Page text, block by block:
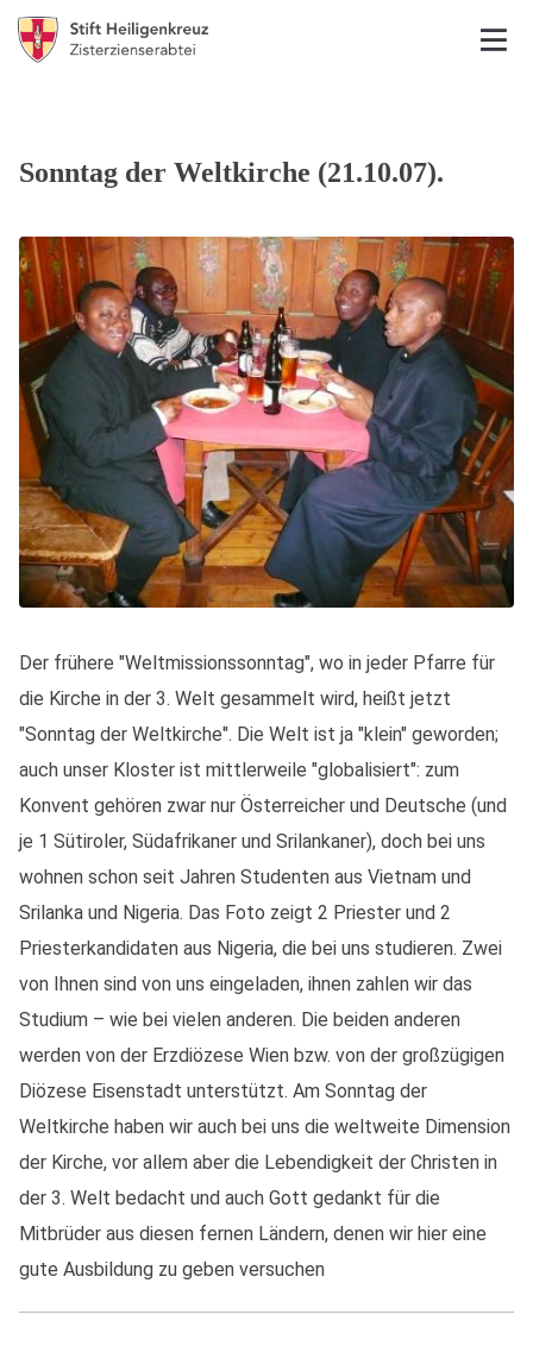
Sonntag der Weltkirche (21.10.07).
Der frühere "Weltmissionssonntag", wo in jeder Pfarre für
die Kirche in der 3. Welt gesammelt wird, heißt jetzt
"Sonntag der Weltkirche". Die Welt ist ja "klein" geworden;
auch unser Kloster ist mittlerweile "globalisiert": zum
Konvent gehören zwar nur Österreicher und Deutsche (und
je 1 Sütiroler, Südafrikaner und Srilankaner), doch bei uns
wohnen schon seit Jahren Studenten aus Vietnam und
Srilanka und Nigeria. Das Foto zeigt 2 Priester und 2
Priesterkandidaten aus Nigeria, die bei uns studieren. Zwei
von Ihnen sind von uns eingeladen, ihnen zahlen wir das
Studium – wie bei vielen anderen. Die beiden anderen
werden von der Erzdiözese Wien bzw. von der großzügigen
Diözese Eisenstadt unterstützt. Am Sonntag der
Weltkirche haben wir auch bei uns die weltweite Dimension
der Kirche, vor allem aber die Lebendigkeit der Christen in
der 3. Welt bedacht und auch Gott gedankt für die
Mitbrüder aus diesen fernen Ländern, denen wir hier eine
gute Ausbildung zu geben versuchen